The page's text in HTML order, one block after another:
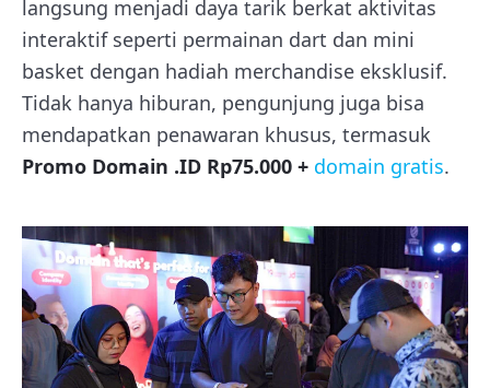
langsung menjadi daya tarik berkat aktivitas
interaktif seperti permainan dart dan mini
basket dengan hadiah merchandise eksklusif.
Tidak hanya hiburan, pengunjung juga bisa
mendapatkan penawaran khusus, termasuk
Promo Domain .ID Rp75.000 + domain gratis.